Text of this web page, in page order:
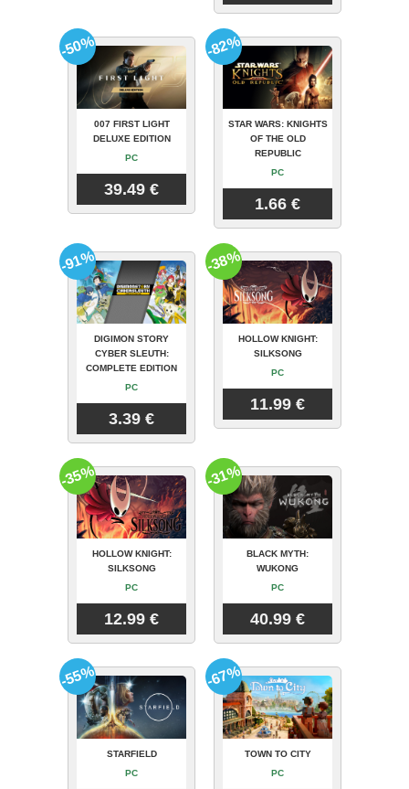
007 FIRST LIGHT
DELUXE EDITION
PC
39.49 €
-50%
STAR WARS: KNIGHTS
OF THE OLD
REPUBLIC
PC
1.66 €
-82%
DIGIMON STORY
CYBER SLEUTH:
COMPLETE EDITION
PC
3.39 €
-91%
HOLLOW KNIGHT:
SILKSONG
PC
11.99 €
-38%
HOLLOW KNIGHT:
SILKSONG
PC
12.99 €
-35%
BLACK MYTH:
WUKONG
PC
40.99 €
-31%
STARFIELD
PC
-55%
TOWN TO CITY
PC
-67%